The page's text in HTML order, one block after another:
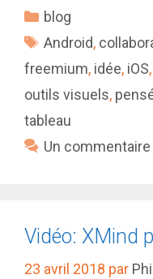
Catégories
blog
Étiquettes
Android,
freemium, idée, iOS,
outils visuels,
tableau
Un commentaire
Vidéo: XMind
23 avril 2018 par